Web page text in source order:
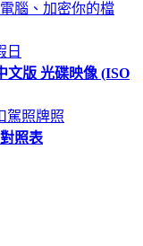
腦、加密你的檔
日
文版 光碟映像 (ISO
駕照牌照
照表